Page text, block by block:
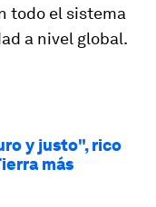
todo el sistema
a nivel global.
y justo", rico
más